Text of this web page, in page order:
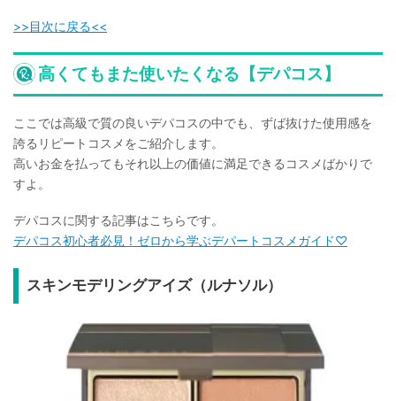
>>目次に戻る<<
高くてもまた使いたくなる【デパコス】
ここでは高級で質の良いデパコスの中でも、ずば抜けた使用感を
誇るリピートコスメをご紹介します。
高いお金を払ってもそれ以上の価値に満足できるコスメばかりで
すよ。
デパコスに関する記事はこちらです。
デパコス初心者必見！ゼロから学ぶデパートコスメガイド♡
スキンモデリングアイズ（ルナソル）